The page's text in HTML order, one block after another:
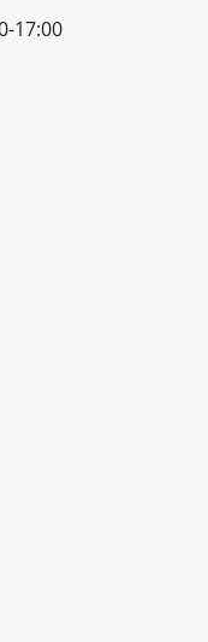
17:00